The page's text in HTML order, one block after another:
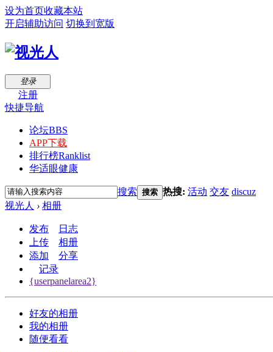
设为首页收藏本站
开启辅助访问 切换到宽版
登录
注册
快捷导航
论坛BBS
APP下载
排行榜Ranklist
华适眼健康
搜索 搜索 热搜: 活动 交友 discuz
视光人 › 相册
发布
日志
上传
相册
添加
分享
记录
{userpanelarea2}
好友的相册
我的相册
随便看看